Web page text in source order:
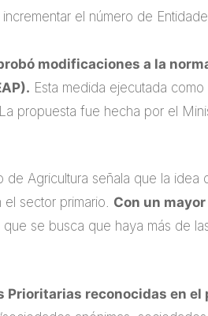
el número de
modificaciones a la
Esta medida ejecutada
propuesta fue hecha por el
de Agricultura señala que la
sector primario. Con un
que se busca que haya más de
Prioritarias reconocidas en el